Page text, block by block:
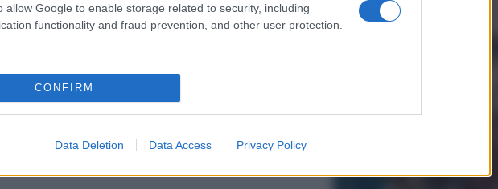
allow Google to enable storage related to security, including
functionality and fraud prevention, and other user protection.
CONFIRM
Data Deletion Data Access Privacy Policy